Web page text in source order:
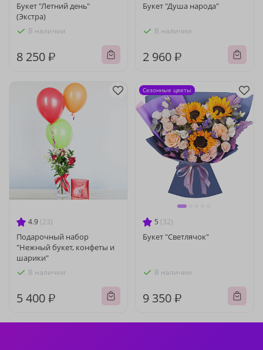
Букет "Летний день"
(Экстра)
В наличии
8 250 ₽
Букет "Душа народа"
В наличии
2 960 ₽
4.9 (23)
Подарочный набор
"Нежный букет, конфеты и
шарики"
В наличии
5 400 ₽
5 (32)
Букет "Светлячок"
В наличии
9 350 ₽
Сезонные цветы